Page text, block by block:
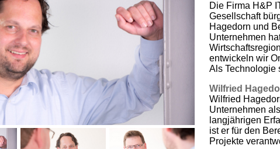
Die Firma H&P
Gesellschaft
Hagedorn und
Unternehmen
entwickeln wir
Als Technologie
Wilfried
Wilfried
Unternehmen
langjährigen
ist er für den
Projekte